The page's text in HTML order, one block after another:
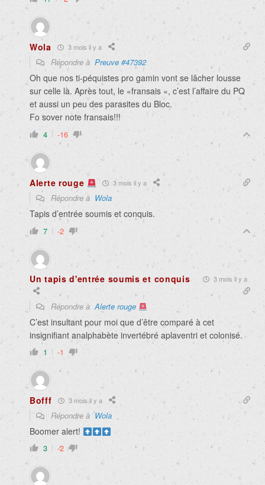
Wola 3 mois il y a
Répondre à Preuve #47392
Oh que nos ti-péquistes pro gamin vont se lâcher lousse
sur celle là. Après tout, le «fransais «, c’est l’affaire du PQ
et aussi un peu des parasites du Bloc.
Fo sover note fransais!!!
4 -16
Alerte rouge 3 mois il y a
Répondre à Wola
Tapis d’entrée soumis et conquis.
7 -2
Un tapis d'entrée soumis et conquis 3 mois il y a
Répondre àAlerte rouge
C’est insultant pour moi que d’être comparé à cet
insignifiant analphabète invertébré aplaventri et colonisé.
1 -1
Bofff 3 mois il y a
Répondre àWola
Boomer alert!
3 -2